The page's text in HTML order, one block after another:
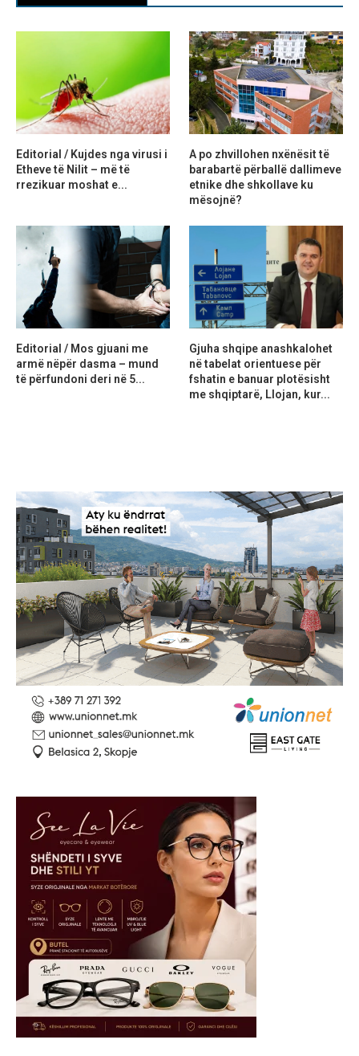
Editorial / Kujdes nga virusi i
Etheve të Nilit – më të
rrezikuar moshat e...
A po zhvillohen nxënësit të
barabartë përballë dallimeve
etnike dhe shkollave ku
mësojnë?
Editorial / Mos gjuani me
armë nëpër dasma – mund
të përfundoni deri në 5...
Gjuha shqipe anashkalohet
në tabelat orientuese për
fshatin e banuar plotësisht
me shqiptarë, Llojan, kur...